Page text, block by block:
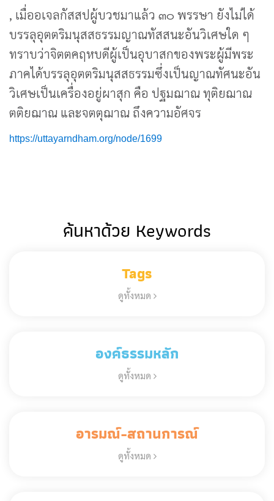
, เมื่ออเจลกัสสปผู้บวชมาแล้ว ๓๐ พรรษา ยังไม่ได้
บรรลุอุตตริมนุสสธรรมญาณทัสสนะอันวิเศษใด ๆ
ทราบว่าจิตตคฤหบดีผู้เป็นอุบาสกของพระผู้มีพระ
ภาคได้บรรลุอุตตริมนุสสธรรมซึ่งเป็นญาณทัศนะอัน
วิเศษเป็นเครื่องอยู่ผาสุก คือ ปฐมฌาณ ทุติยฌาณ
ตติยฌาณ และจตตุฌาณ ถึงความอัศจร
https://uttayarndham.org/node/1699
ค้นหาด้วย Keywords
Tags
ดูทั้งหมด
องค์ธรรมหลัก
ดูทั้งหมด
อารมณ์-สถานการณ์
ดูทั้งหมด